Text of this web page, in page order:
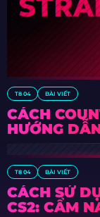
T8 04 BÀI VIẾT
CÁCH
HƯỚNG
T8 04 BÀI VIẾT
CÁCH SỬ
CS2: CẨM